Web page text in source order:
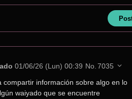
01/06/26 (Lun) 00:39 No. 7035
información sobre algo en lo
waiyado que se encuentre